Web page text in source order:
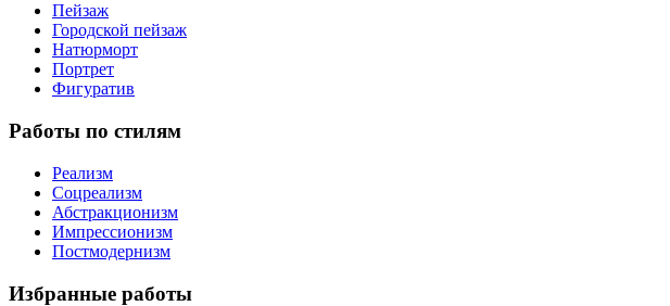
Пейзаж
Городской пейзаж
Натюрморт
Портрет
Фигуратив
Работы по стилям
Реализм
Соцреализм
Абстракционизм
Импрессионизм
Постмодернизм
Избранные работы